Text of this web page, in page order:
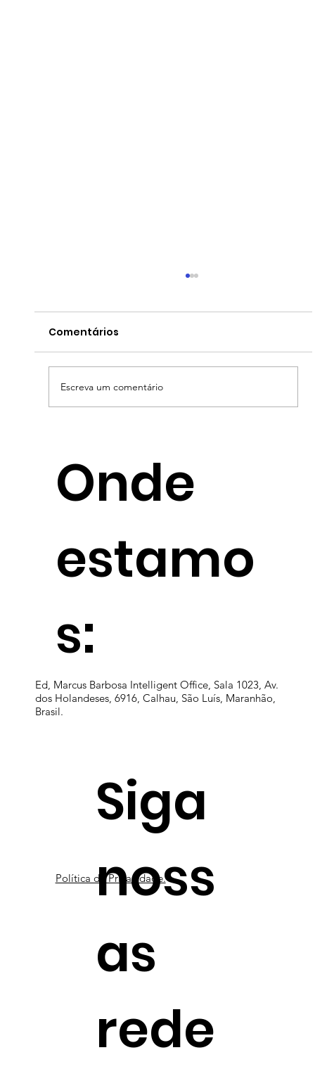
ambiental "barata": por que o seu
negócio não pode correr esse risco
Comentários
Escreva um comentário
Onde
estamo
s:
Ed, Marcus Barbosa Intelligent Office, Sala 1023, Av.
dos Holandeses, 6916, Calhau, São Luís, Maranhão,
Brasil.
Siga
noss
as
rede
Política de Privacidade.